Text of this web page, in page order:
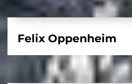
Felix Oppenheim